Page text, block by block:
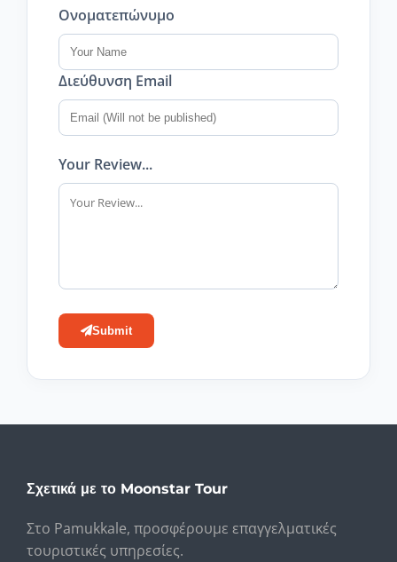
Ονοματεπώνυμο
Διεύθυνση Email
Your Review...
Submit
Σχετικά με το Moonstar Tour
Στο Pamukkale, προσφέρουμε επαγγελματικές
τουριστικές υπηρεσίες.